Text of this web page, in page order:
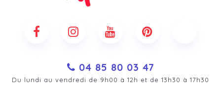
04 85 80 03 47
Du lundi au vendredi de 9h00 à 12h et de 13h30 à 17h30